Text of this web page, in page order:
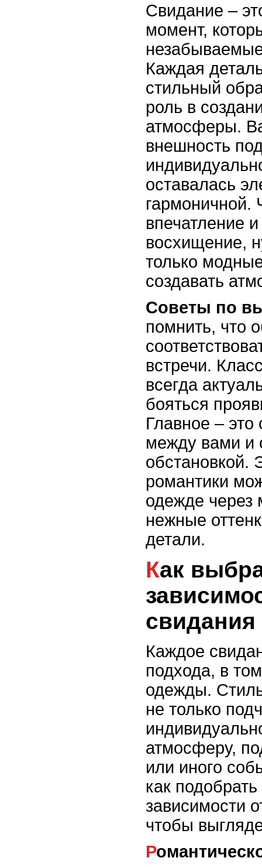
Свидание –
момент,
Каждая
стильный
роль в
атмосферы.
внешность
оставалась
гармоничной.
впечатление
восхищение,
только
создавать
Советы по
помнить, что
встречи.
всегда
бояться
Главное – это
между вами и
обстановкой.
романтики
одежде через
нежные
детали.
Как выбрать одежду в
свидания
Каждое
подхода, в
одежды.
не только
атмосферу,
или иного
как
зависимости
чтобы